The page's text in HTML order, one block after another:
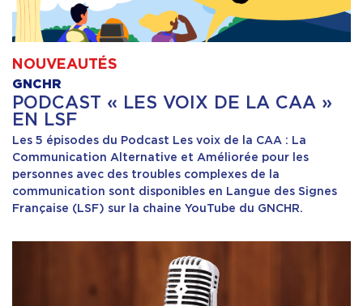
NOUVEAUTÉS
GNCHR
PODCAST « LES VOIX DE LA CAA »
EN LSF
Les 5 épisodes du Podcast Les voix de la CAA : La
Communication Alternative et Améliorée pour les
personnes avec des troubles complexes de la
communication sont disponibles en Langue des Signes
Française (LSF) sur la chaine YouTube du GNCHR.